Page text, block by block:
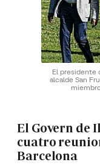
El presidente
alcalde San
El Govern de
cuatro
Barcelona